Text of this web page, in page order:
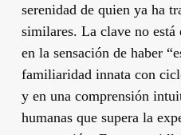
serenidad de quien ya ha
similares. La clave no
en la sensación de haber
familiaridad innata con
y en una comprensión
humanas que supera la